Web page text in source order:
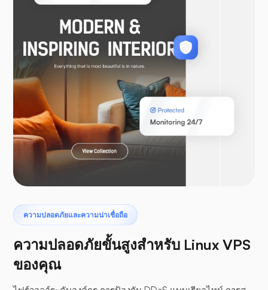
วูคอมเมิร์ซ
ลาราเวล
เทอโรแด็กทิล
ความปลอดภัยและความน่าเชื่อถือ
ความปลอดภัยขั้นสูงสำหรับ Linux VPS
ของคุณ